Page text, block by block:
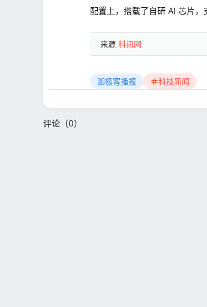
配置上，搭载了自研 AI 芯片
来源 科讯网
极客播报 科技新闻
评论（0）